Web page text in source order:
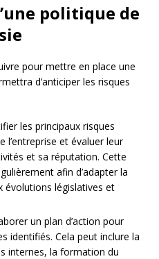
politique de
pour mettre en place une
d’anticiper les risques
les principaux risques
l’entreprise et évaluer leur
et sa réputation. Cette
afin d’adapter la
évolutions législatives et
un plan d’action pour
identifiés. Cela peut inclure la
internes, la formation du